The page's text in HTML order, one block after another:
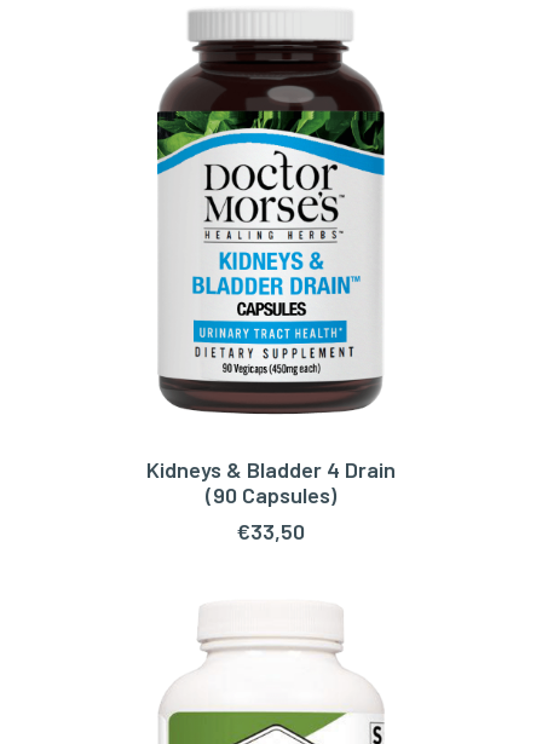
TOEVOEGEN AAN WINKELWAGEN
Kidneys & Bladder 4 Drain
(90 Capsules)
€33,50